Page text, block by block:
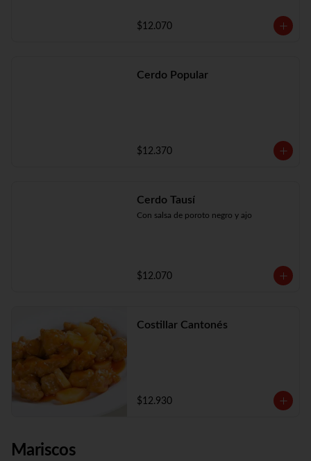
$12.070
Cerdo Popular
$12.370
Cerdo Tausí
Con salsa de poroto negro y ajo
$12.070
Costillar Cantonés
$12.930
Mariscos